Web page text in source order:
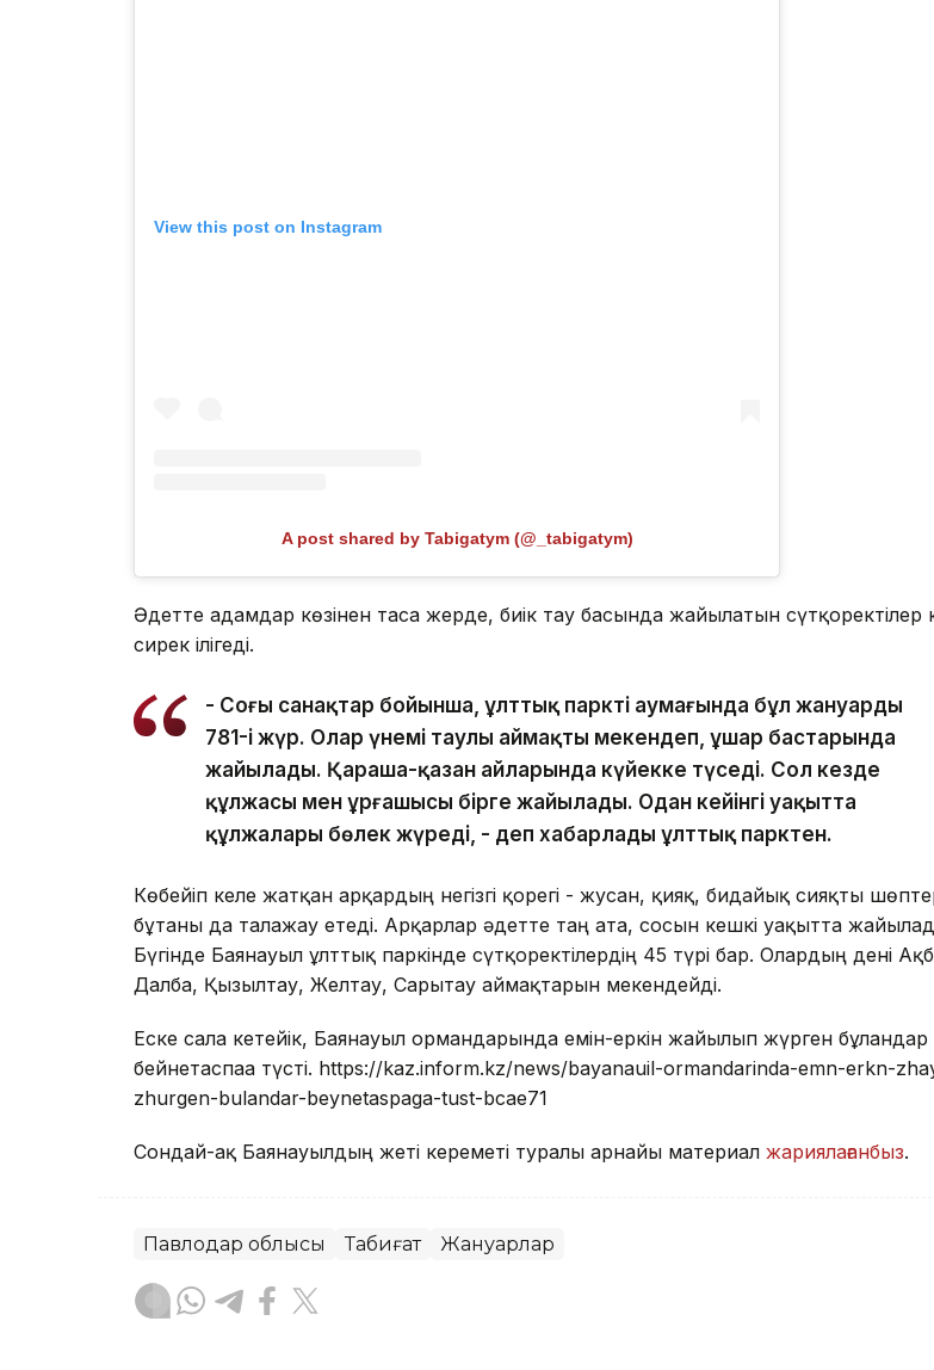
View this post on Instagram
A post shared by Tabigatym (@_tabigatym)
Әдетте адамдар көзінен таса жерде, биік тау басында жайылатын сүтқоректілер
сирек ілігеді.
- Соңғы санақтар бойынша, ұлттық парктің аумағында бұл жануардың
781-і жүр. Олар үнемі таулы аймақты мекендеп, ұшар бастарында
жайылады. Қараша-қазан айларында күйекке түседі. Сол кезде
құлжасы мен ұрғашысы бірге жайылады. Одан кейінгі уақытта
құлжалары бөлек жүреді, - деп хабарлады ұлттық парктен.
Көбейіп келе жатқан арқардың негізгі қорегі - жусан, қияқ, бидайық сияқты
бұтаны да талғажау етеді. Арқарлар әдетте таң ата, сосын кешкі уақытта
Бүгінде Баянауыл ұлттық паркінде сүтқоректілердің 45 түрі бар. Олардың дені
Далба, Қызылтау, Желтау, Сарытау аймақтарын мекендейді.
Еске сала кетейік, Баянауыл ормандарында емін-еркін жайылып жүрген бұландар
бейнетаспаға түсті. https://kaz.inform.kz/news/bayanauil-ormandarinda-emn-erkn-
zhurgen-bulandar-beynetaspaga-tust-bcae71
Сондай-ақ Баянауылдың жеті кереметі туралы арнайы материал жариялағанбыз.
Павлодар облысы Табиғат Жануарлар